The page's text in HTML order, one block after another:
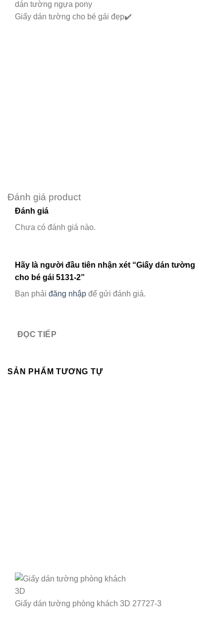
Giấy dán tường cho bé gái đẹp✔️
Đánh giá product
Đánh giá
Chưa có đánh giá nào.
Hãy là người đầu tiên nhận xét “Giấy dán tường
cho bé gái 5131-2”
Bạn phải đăng nhập để gửi đánh giá.
ĐỌC TIẾP
SẢN PHẨM TƯƠNG TỰ
Giấy dán tường phòng khách 3D 27727-3